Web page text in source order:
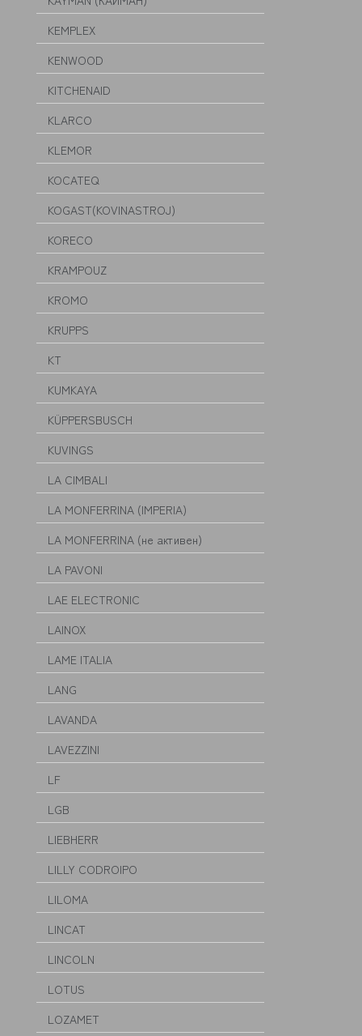
KEMPLEX
KENWOOD
KITCHENAID
KLARCO
KLEMOR
KOCATEQ
KOGAST(KOVINASTROJ)
KORECO
KRAMPOUZ
KROMO
KRUPPS
KT
KUMKAYA
KÜPPERSBUSCH
KUVINGS
LA CIMBALI
LA MONFERRINA (IMPERIA)
LA MONFERRINA (не активен)
LA PAVONI
LAE ELECTRONIC
LAINOX
LAME ITALIA
LANG
LAVANDA
LAVEZZINI
LF
LGB
LIEBHERR
LILLY CODROIPO
LILOMA
LINCAT
LINCOLN
LOTUS
LOZAMET